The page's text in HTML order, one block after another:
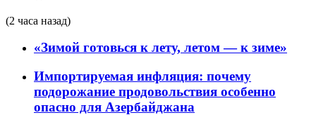
(2 часа назад)
«Зимой готовься к лету, летом — к зиме»
Импортируемая инфляция: почему
подорожание продовольствия особенно
опасно для Азербайджана